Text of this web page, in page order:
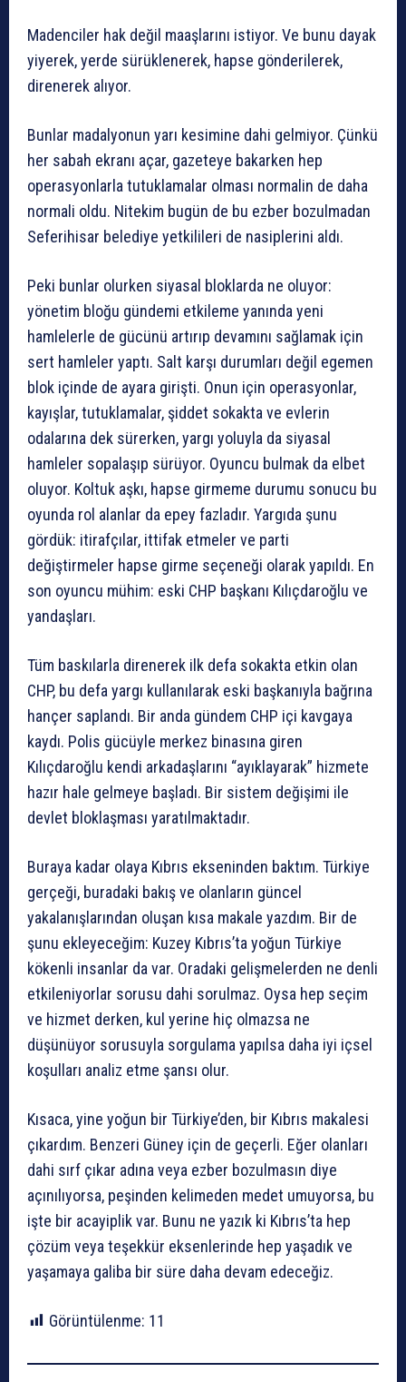
Madenciler hak değil maaşlarını istiyor. Ve bunu dayak
yiyerek, yerde sürüklenerek, hapse gönderilerek,
direnerek alıyor.
Bunlar madalyonun yarı kesimine dahi gelmiyor. Çünkü
her sabah ekranı açar, gazeteye bakarken hep
operasyonlarla tutuklamalar olması normalin de daha
normali oldu. Nitekim bugün de bu ezber bozulmadan
Seferihisar belediye yetkilileri de nasiplerini aldı.
Peki bunlar olurken siyasal bloklarda ne oluyor:
yönetim bloğu gündemi etkileme yanında yeni
hamlelerle de gücünü artırıp devamını sağlamak için
sert hamleler yaptı. Salt karşı durumları değil egemen
blok içinde de ayara girişti. Onun için operasyonlar,
kayışlar, tutuklamalar, şiddet sokakta ve evlerin
odalarına dek sürerken, yargı yoluyla da siyasal
hamleler sopalaşıp sürüyor. Oyuncu bulmak da elbet
oluyor. Koltuk aşkı, hapse girmeme durumu sonucu bu
oyunda rol alanlar da epey fazladır. Yargıda şunu
gördük: itirafçılar, ittifak etmeler ve parti
değiştirmeler hapse girme seçeneği olarak yapıldı. En
son oyuncu mühim: eski CHP başkanı Kılıçdaroğlu ve
yandaşları.
Tüm baskılarla direnerek ilk defa sokakta etkin olan
CHP, bu defa yargı kullanılarak eski başkanıyla bağrına
hançer saplandı. Bir anda gündem CHP içi kavgaya
kaydı. Polis gücüyle merkez binasına giren
Kılıçdaroğlu kendi arkadaşlarını “ayıklayarak” hizmete
hazır hale gelmeye başladı. Bir sistem değişimi ile
devlet bloklaşması yaratılmaktadır.
Buraya kadar olaya Kıbrıs ekseninden baktım. Türkiye
gerçeği, buradaki bakış ve olanların güncel
yakalanışlarından oluşan kısa makale yazdım. Bir de
şunu ekleyeceğim: Kuzey Kıbrıs’ta yoğun Türkiye
kökenli insanlar da var. Oradaki gelişmelerden ne denli
etkileniyorlar sorusu dahi sorulmaz. Oysa hep seçim
ve hizmet derken, kul yerine hiç olmazsa ne
düşünüyor sorusuyla sorgulama yapılsa daha iyi içsel
koşulları analiz etme şansı olur.
Kısaca, yine yoğun bir Türkiye’den, bir Kıbrıs makalesi
çıkardım. Benzeri Güney için de geçerli. Eğer olanları
dahi sırf çıkar adına veya ezber bozulmasın diye
açınılıyorsa, peşinden kelimeden medet umuyorsa, bu
işte bir acayiplik var. Bunu ne yazık ki Kıbrıs’ta hep
çözüm veya teşekkür eksenlerinde hep yaşadık ve
yaşamaya galiba bir süre daha devam edeceğiz.
Görüntülenme: 11